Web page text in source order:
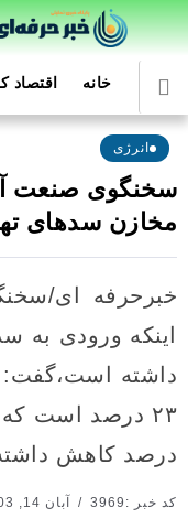
خانه اقتصاد
انرژی
مخازن سدهای
خبرحرفه ای/
اینکه ورودی
داشته است،گفت:
درصد کاهش
کد خبر :3969 آبان 14, 1403